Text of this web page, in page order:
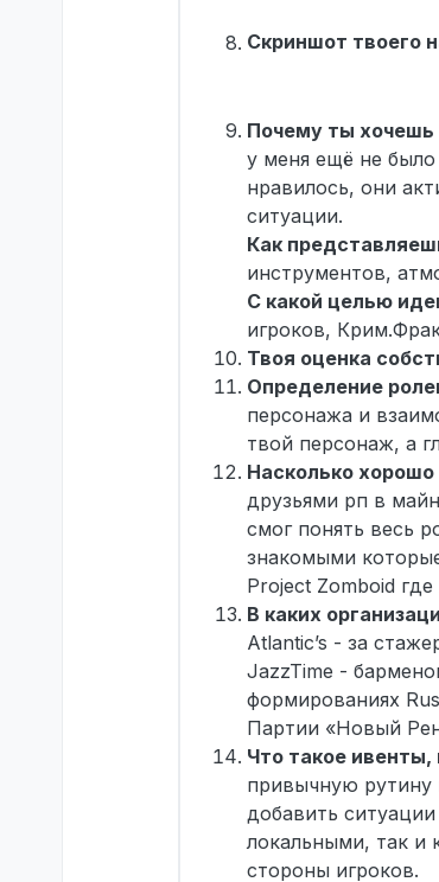
Скриншот твоего
Почему ты
у меня ещё не
нравилось, они
ситуации.
Как
инструментов,
С какой целью
игроков,
Твоя оценка
Определение
персонажа и
твой персонаж, а
Насколько
друзьями рп в
смог понять весь
знакомыми
Project Zomboid
В каких
Atlantic’s - за
JazzTime -
формированиях
Партии «Новый
Что такое
привычную рутину
добавить
локальными, так и
стороны игроков.